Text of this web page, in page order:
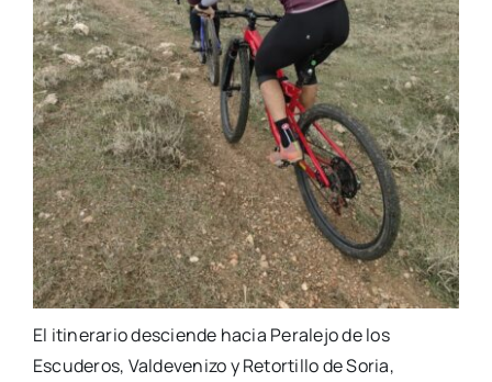
El itinerario desciende hacia Peralejo de los
Escuderos, Valdevenizo y Retortillo de Soria,